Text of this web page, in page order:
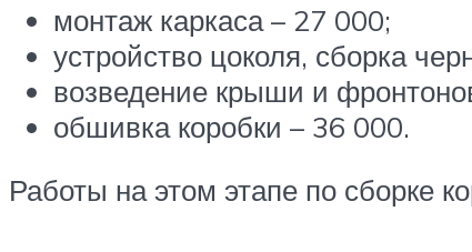
монтаж каркаса – 27 000;
устройство цоколя, сборка
возведение крыши и
обшивка коробки – 36 000.
Работы на этом этапе по сборке